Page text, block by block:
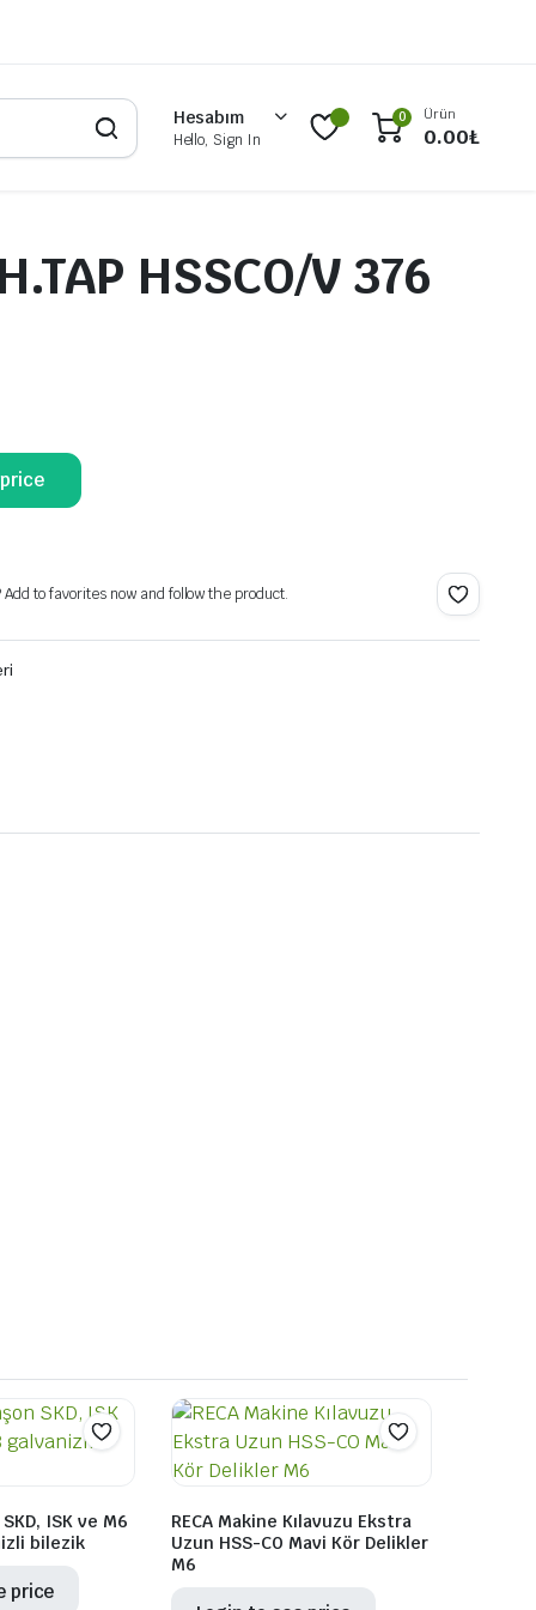
Hesabım
Hello, Sign In
0 Ürün
0.00₺
HSSCO/V 376
to favorites now and follow the product.
ISK ve M6
bilezik
price
RECA Makine Kılavuzu Ekstra
Uzun HSS-CO Mavi Kör Delikler
M6